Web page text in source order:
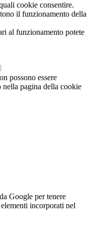
cookie consentire.
il funzionamento della
al funzionamento potete
possono essere
pagina della cookie
Google per tenere
incorporati nel